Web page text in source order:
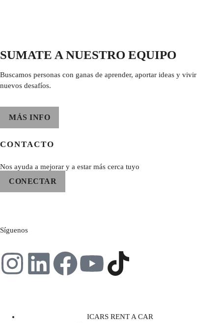
SUMATE A NUESTRO EQUIPO
Buscamos personas con ganas de aprender, aportar ideas y vivir
nuevos desafíos.
MÁS INFO
CONTACTO
Nos ayuda a mejorar y a estar más cerca tuyo
CONECTAR
Síguenos
ICARS RENT A CAR